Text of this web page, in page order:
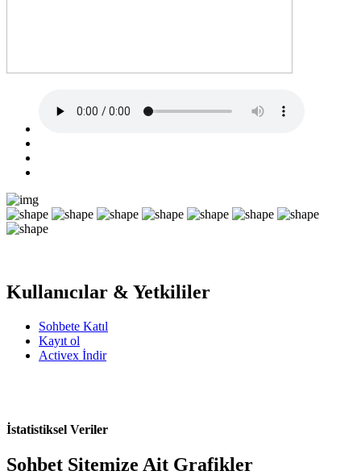
Kullanıcılar & Yetkililer
Sohbete Katıl
Kayıt ol
Activex İndir
İstatistiksel Veriler
Sohbet Sitemize Ait Grafikler